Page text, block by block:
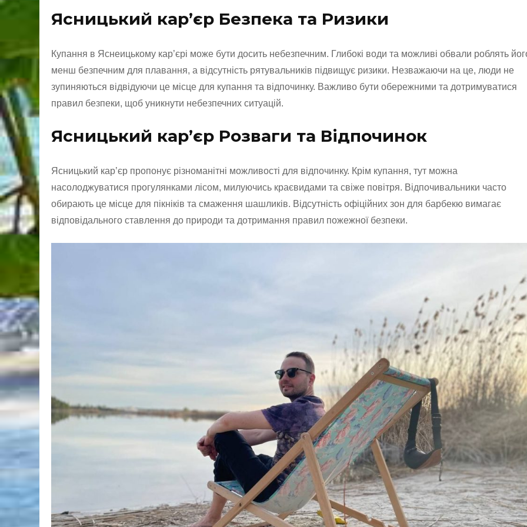
Ясницький кар’єр Безпека та Ризики
Купання в Яснеицькому кар’єрі може бути досить небезпечним. Глибокі води та можливі обвали роблять
менш безпечним для плавання, а відсутність рятувальників підвищує ризики. Незважаючи на це, люди не
зупиняються відвідуючи це місце для купання та відпочинку. Важливо бути обережними та дотримуватися
правил безпеки, щоб уникнути небезпечних ситуацій.
Ясницький кар’єр Розваги та Відпочинок
Ясницький кар’єр пропонує різноманітні можливості для відпочинку. Крім купання, тут можна
насолоджуватися прогулянками лісом, милуючись краєвидами та свіже повітря. Відпочивальники часто
обирають це місце для пікніків та смаження шашликів. Відсутність офіційних зон для барбекю вимагає
відповідального ставлення до природи та дотримання правил пожежної безпеки.